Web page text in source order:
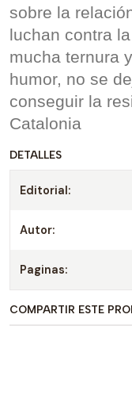
sobre la
luchan contra
mucha ternura
humor, no se
conseguir la
Catalonia
DETALLES
Editorial:
Autor:
Paginas:
COMPARTIR ESTE